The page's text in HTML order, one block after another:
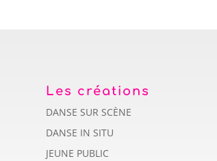
Les créations
DANSE SUR SCÈNE
DANSE IN SITU
JEUNE PUBLIC